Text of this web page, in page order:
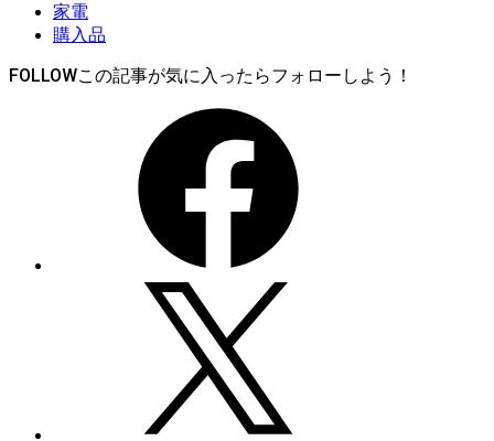
家電
購入品
FOLLOW